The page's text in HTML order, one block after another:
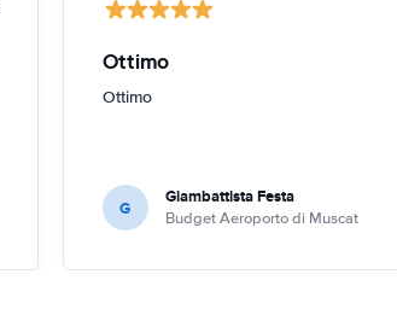
Ottimo
Ottimo
G Giambattista Festa
Budget Aeroporto di Muscat